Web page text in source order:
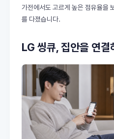
가전에서도 고르게 높은 점유율을
를 다졌습니다.
LG 씽큐, 집안을 연결